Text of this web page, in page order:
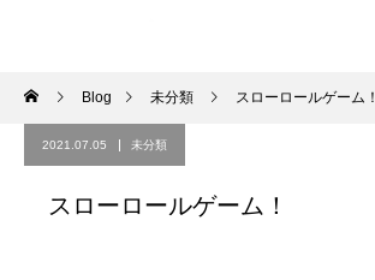
Blog 未分類 スローロールゲーム！
2021.07.05 未分類
スローロールゲーム！